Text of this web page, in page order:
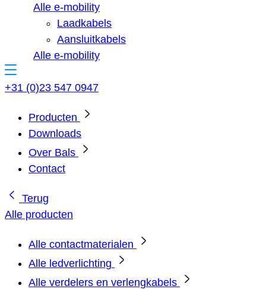
Alle e-mobility
Laadkabels
Aansluitkabels
Alle e-mobility
+31 (0)23 547 0947
Producten
Downloads
Over Bals
Contact
Terug
Alle producten
Alle contactmaterialen
Alle ledverlichting
Alle verdelers en verlengkabels